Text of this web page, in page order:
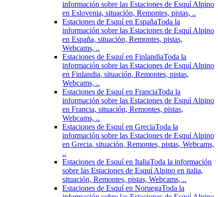
información sobre las Estaciones de Esquí Alpino
en Eslovenia, situación, Remontes, pistas, ..
Estaciones de Esquí en EspañaToda la
información sobre las Estaciones de Esquí Alpino
en España, situación, Remontes, pistas,
Webcams, ..
Estaciones de Esquí en FinlandiaToda la
información sobre las Estaciones de Esquí Alpino
en Finlandia, situación, Remontes, pistas,
Webcams, ..
Estaciones de Esquí en FranciaToda la
información sobre las Estaciones de Esquí Alpino
en Francia, situación, Remontes, pistas,
Webcams, ..
Estaciones de Esquí en GreciaToda la
información sobre las Estaciones de Esquí Alpino
en Grecia, situación, Remontes, pistas, Webcams,
..
Estaciones de Esquí en ItaliaToda la información
sobre las Estaciones de Esquí Alpino en italia,
situación, Remontes, pistas, Webcams, ..
Estaciones de Esquí en NoruegaToda la